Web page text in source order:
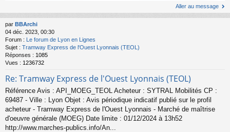
Aller au message
par BBArchi
04 déc. 2023, 00:30
Forum :
Le forum de Lyon en Lignes
Sujet : Tramway Express de l'Ouest Lyonnais (TEOL)
Réponses : 1085
Vues : 1236732
Re: Tramway Express de l'Ouest Lyonnais (TEOL)
Référence Avis : API_MOEG_TEOL Acheteur : SYTRAL Mobilités CP :
69487 - Ville : Lyon Objet : Avis périodique indicatif publié sur le profil
acheteur - Tramway Express de l'Ouest Lyonnais - Marché de maîtrise
d'oeuvre générale (MOEG) Date limite : 01/12/2024 à 13h52
http://www.marches-publics.info/An...